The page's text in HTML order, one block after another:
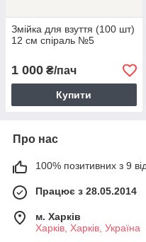
Змійка для взуття (100 шт)
12 см спіраль №5
1 000 ₴/пач
Купити
Про нас
100% позитивних з 9
Працює з 28.05.2014
м. Харків
Харків, Харків, Україна